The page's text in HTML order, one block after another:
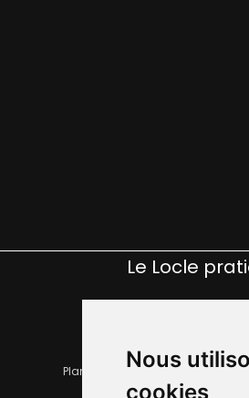
Nous
cookies
Le Locle
Plan de la ville